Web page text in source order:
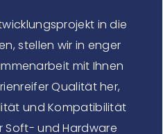
in die
stellen wir in enger
mit Ihnen
Qualität her,
und Kompatibilität
Soft- und Hardware